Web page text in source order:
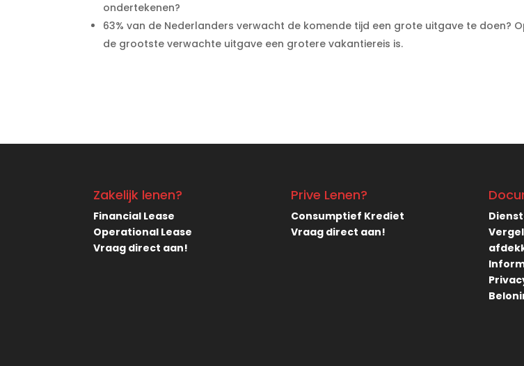
ondertekenen?
63% van de Nederlanders verwacht de komende tijd een grote uitgave te doen?
de grootste verwachte uitgave een grotere vakantiereis is.
Zakelijk lenen?
Financial Lease
Operational Lease
Vraag direct aan!
Prive Lenen?
Consumptief Krediet
Vraag direct aan!